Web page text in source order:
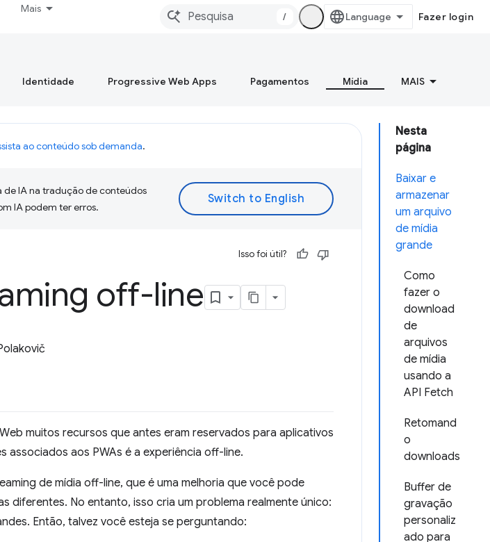
Mais
/ Fazer login
Identidade Progressive Web Apps Pagamentos Mídia MAIS
Nesta
página
Baixar e
armazenar
um arquivo
de mídia
grande
Como
fazer o
download
de
arquivos
de mídia
usando a
API Fetch
Retomand
o
downloads
Buffer de
gravação
personaliz
ado para
ao conteúdo sob demanda.
IA na tradução de conteúdos
IA podem ter erros.
Isso foi útil?
off-line
muitos recursos que antes eram reservados para aplicativos
associados aos PWAs é a experiência off-line.
de mídia off-line, que é uma melhoria que você pode
diferentes. No entanto, isso cria um problema realmente único:
Então, talvez você esteja se perguntando: